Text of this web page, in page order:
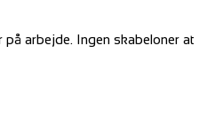
arbejde. Ingen skabeloner at